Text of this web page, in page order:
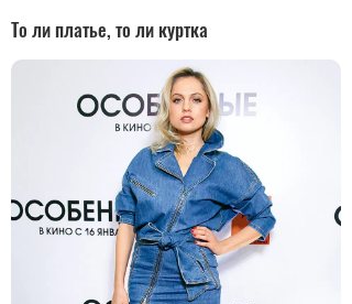
То ли платье, то ли куртка